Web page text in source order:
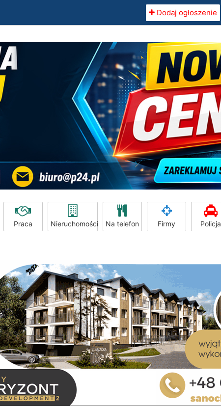
Dodaj ogłoszenie
Praca Nieruchomości Na telefon Firmy Policja